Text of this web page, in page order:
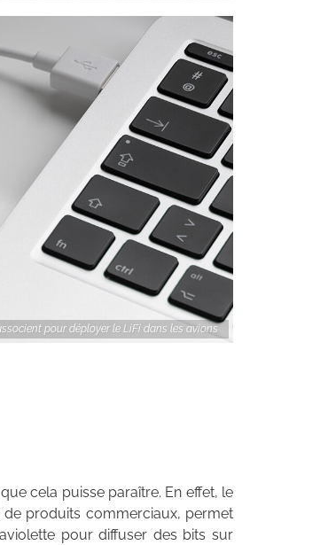
pour déployer le LiFi dans les avions
cela puisse paraître. En effet, le
de produits commerciaux, permet
pour diffuser des bits sur